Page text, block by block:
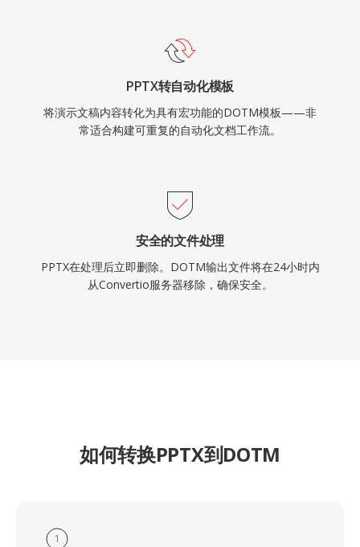
PPTX转自动化模板
将演示文稿内容转化为具有宏功能的DOTM模板——非
常适合构建可重复的自动化文档工作流。
安全的文件处理
PPTX在处理后立即删除。DOTM输出文件将在24小时内
从Convertio服务器移除，确保安全。
如何转换PPTX到DOTM
1